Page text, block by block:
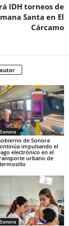
IDH torneos de
Santa en El
Cárcamo
Sonora
de Sonora
impulsando el
electrónico en el
urbano de
Sonora